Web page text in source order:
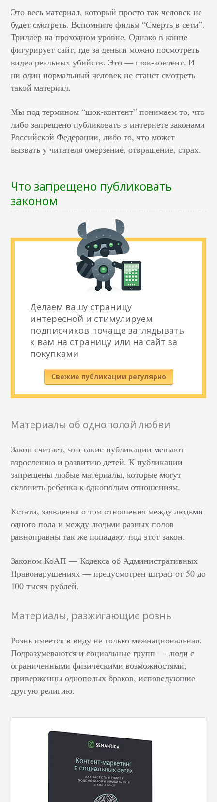
Это весь материал, который просто так человек не
будет смотреть. Вспомните фильм “Смерть в сети”.
Триллер на проходном уровне. Однако в конце
фигурирует сайт, где за деньги можно посмотреть
видео реальных убийств. Это — шок-контент. И
ни один нормальный человек не станет смотреть
такой материал.
Мы под термином “шок-контент” понимаем то, что
либо запрещено публиковать в интернете законами
Российской Федерации, либо то, что может
вызвать у читателя омерзение, отвращение, страх.
Что запрещено публиковать
законом
Делаем вашу страницу
интересной и стимулируем
подписчиков почаще заглядывать
к вам на страницу или на сайт за
покупками
Свежие публикации регулярно
Материалы об однополой любви
Закон считает, что такие публикации мешают
взрослению и развитию детей. К публикации
запрещены любые материалы, которые могут
склонить ребенка к однополым отношениям.
Кстати, заявления о том отношения между людьми
одного пола и между людьми разных полов
равноправны так же попадают под этот закон.
Законом КоАП — Кодекса об Административных
Правонарушениях — предусмотрен штраф от 50 до
100 тысяч рублей.
Материалы, разжигающие рознь
Рознь имеется в виду не только межнациональная.
Подразумеваются и социальные групп — люди с
ограниченными физическими возможностями,
приверженцы однополых браков, исповедующие
другую религию.